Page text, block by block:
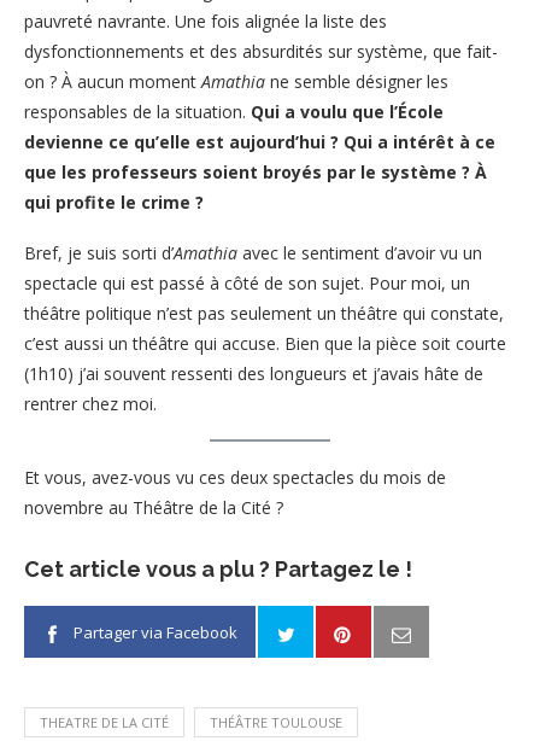
pauvreté navrante. Une fois alignée la liste des
dysfonctionnements et des absurdités sur système, que fait-
on ? À aucun momentAmathia ne semble désigner les
responsables de la situation. Qui a voulu que l’École
devienne ce qu’elle est aujourd’hui ? Qui a intérêt à ce
que les professeurs soient broyés par le système ? À
qui profite le crime ?
Bref, je suis sorti d’Amathia avec le sentiment d’avoir vu un
spectacle qui est passé à côté de son sujet. Pour moi, un
théâtre politique n’est pas seulement un théâtre qui constate,
c’est aussi un théâtre qui accuse. Bien que la pièce soit courte
(1h10) j’ai souvent ressenti des longueurs et j’avais hâte de
rentrer chez moi.
Et vous, avez-vous vu ces deux spectacles du mois de
novembre au Théâtre de la Cité ?
Cet article vous a plu ? Partagez le !
Partager via Facebook
THEATRE DE LA CITÉ THÉÂTRE TOULOUSE